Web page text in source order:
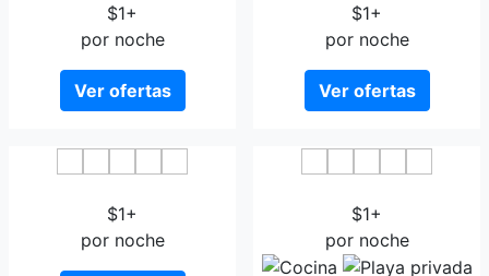
$1+
por noche
Ver ofertas
$1+
por noche
Ver ofertas
$1+
por noche
$1+
por noche